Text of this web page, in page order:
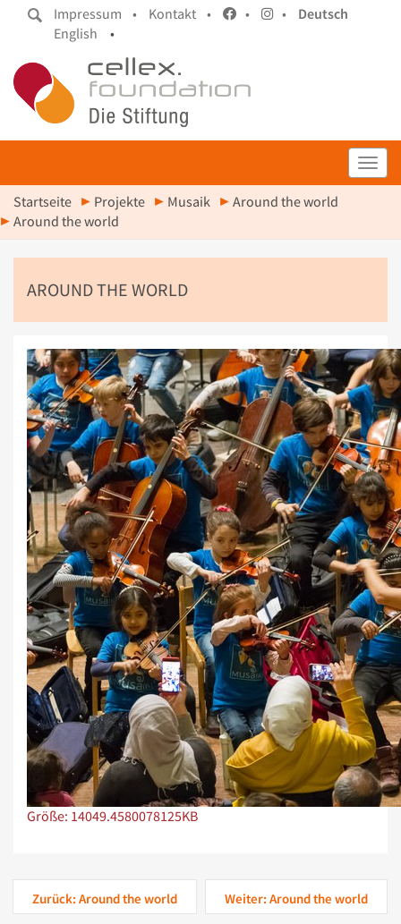
Impressum • Kontakt • • •
Deutsch
English
•
Startseite Projekte Musaik
Around the world
Around the world
AROUND THE WORLD
Zeige Bild in voller Größe…
Größe: 14049.4580078125KB
Zurück: Around the world Weiter: Around the world